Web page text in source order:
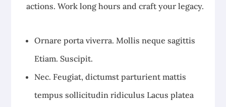
actions. Work long hours and craft your legacy.
Ornare porta viverra. Mollis neque sagittis
Etiam. Suscipit.
Nec. Feugiat, dictumst parturient mattis
tempus sollicitudin ridiculus Lacus platea